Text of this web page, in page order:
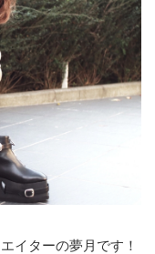
イターの夢月です！